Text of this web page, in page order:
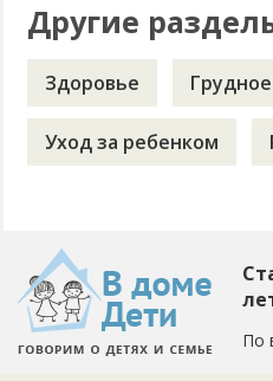
Другие
Здоровье
Уход за ребенком
По